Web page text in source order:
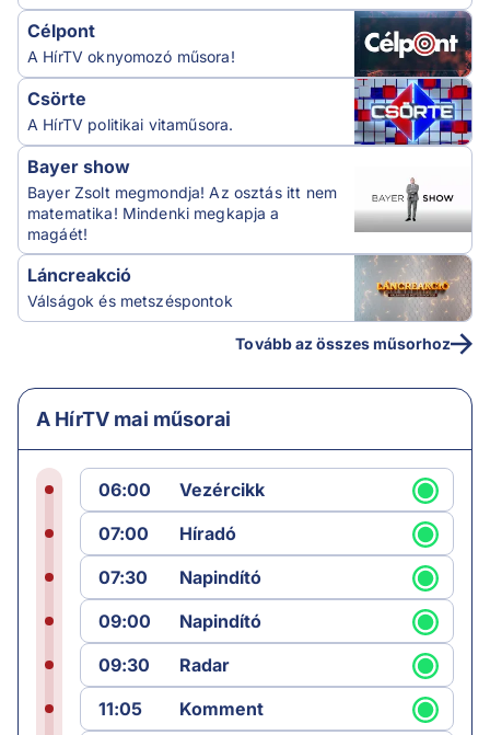
Célpont
A HírTV oknyomozó műsora!
Csörte
A HírTV politikai vitaműsora.
Bayer show
Bayer Zsolt megmondja! Az osztás itt nem
matematika! Mindenki megkapja a
magáét!
Láncreakció
Válságok és metszéspontok
Tovább az összes műsorhoz
A HírTV mai műsorai
06:00
Vezércikk
07:00
Híradó
07:30
Napindító
09:00
Napindító
09:30
Radar
11:05
Komment